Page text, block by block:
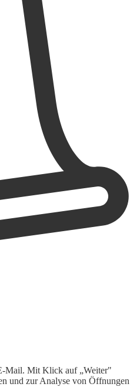
Mail. Mit Klick auf „Weiter"
und zur Analyse von Öffnungen